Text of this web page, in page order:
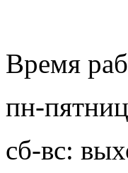
Время
пн-
сб-вс: